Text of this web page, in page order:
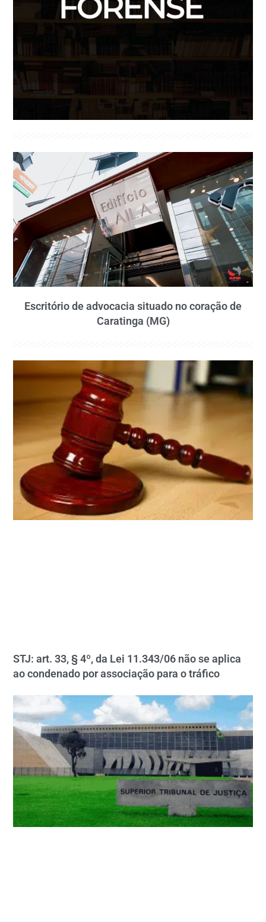
Escritório de advocacia situado no coração de
Caratinga (MG)
STJ: art. 33, § 4º, da Lei 11.343/06 não se aplica
ao condenado por associação para o tráfico